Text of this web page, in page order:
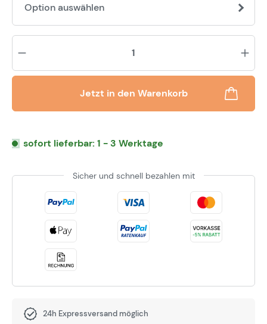
Option auswählen
Jetzt in den Warenkorb
sofort lieferbar: 1 - 3 Werktage
Sicher und schnell bezahlen mit
24h Expressversand möglich